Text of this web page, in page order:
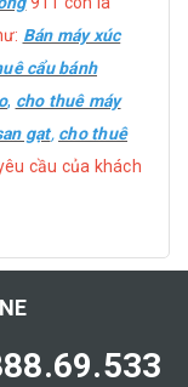
Bán máy xúc
cẩu bánh
, cho thuê máy
gạt, cho thuê
cầu của khách